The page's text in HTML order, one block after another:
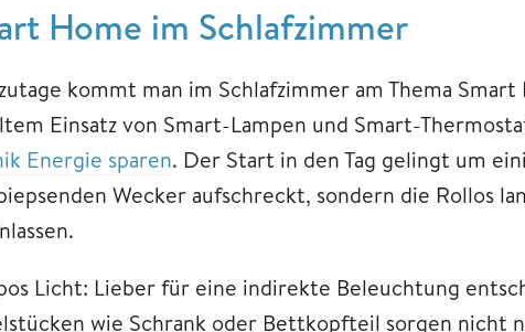
Home im Schlafzimmer
kommt man im Schlafzimmer am Thema
Einsatz von Smart-Lampen und Smart-
Energie sparen. Der Start in den Tag gelingt um
Wecker aufschreckt, sondern die Rollos
Licht: Lieber für eine indirekte Beleuchtung
wie Schrank oder Bettkopfteil sorgen nicht